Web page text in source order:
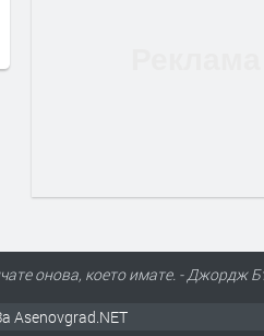
онова, което имате. - Джордж
Asenovgrad.NET